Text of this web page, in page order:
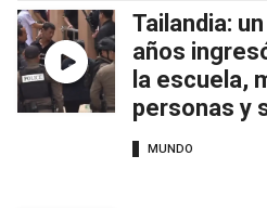
Tailandia:
años
la escuela,
personas y
MUNDO